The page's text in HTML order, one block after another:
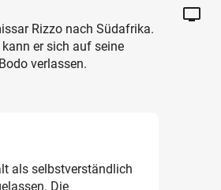
Rizzo nach Südafrika.
er sich auf seine
verlassen.
als selbstverständlich
Die
tv